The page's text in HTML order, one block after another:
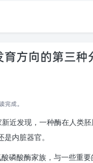
方向的第三种
完成。
近发现，一种酶在人类
内脏器官。
酸磷酸酶家族，与一些重